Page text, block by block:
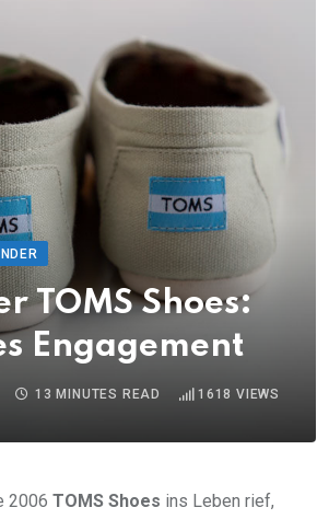
TOMS Shoes:
Engagement
13 MINUTES READ 1618 VIEWS
2006 TOMS Shoes ins Leben rief,